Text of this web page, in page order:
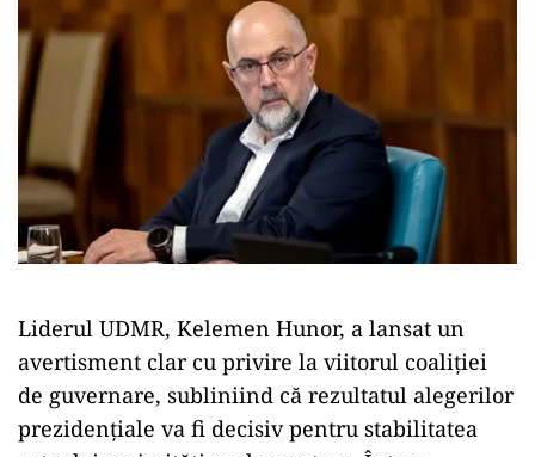
Liderul UDMR, Kelemen Hunor, a lansat un
avertisment clar cu privire la viitorul coaliției
de guvernare, subliniind că rezultatul alegerilor
prezidențiale va fi decisiv pentru stabilitatea